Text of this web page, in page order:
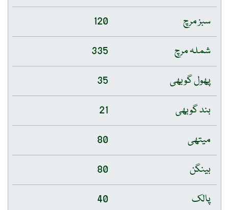
سبز مرچ
120
شملہ مرچ
335
پھول گوبھی
35
بند گوبھی
21
میتھی
80
بینگن
80
پالک
40